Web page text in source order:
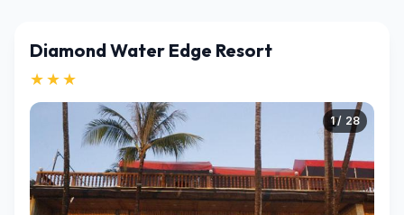
Diamond Water Edge Resort
★★★
1 / 28